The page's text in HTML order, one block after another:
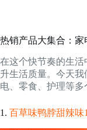
热销产品大集合：
在这个快节奏的生
升生活质量。今天
电、零食、护理等多
1. 百草味鸭脖甜辣味